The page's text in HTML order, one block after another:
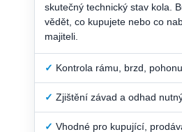
skutečný technický stav kola.
vědět, co kupujete nebo co
majiteli.
✓ Kontrola rámu, brzd,
✓ Zjištění závad a odhad
✓ Vhodné pro kupující,